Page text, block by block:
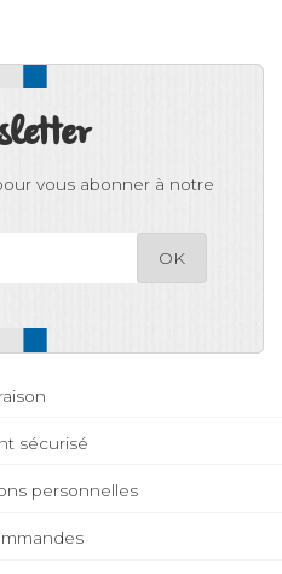
vous abonner à notre
sécurisé
personnelles